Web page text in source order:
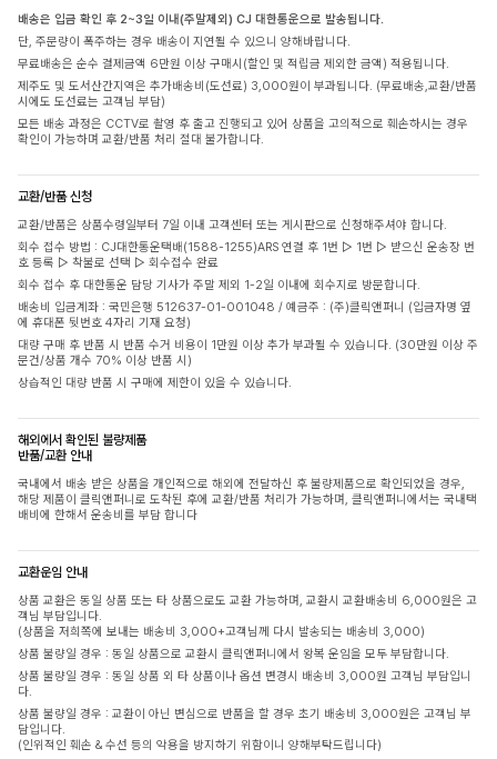
배송은 입금 확인 후 2~3일 이내(주말제외) CJ 대한통운으로 발송됩니다.
단, 주문량이 폭주하는 경우 배송이 지연될 수 있으니 양해바랍니다.
무료배송은 순수 결제금액 6만원 이상 구매시(할인 및 적립금 제외한 금액) 적용됩니다.
제주도 및 도서산간지역은 추가배송비(도선료) 3,000원이 부과됩니다. (무료배송,교환/반품
시에도 도선료는 고객님 부담)
모든 배송 과정은 CCTV로 촬영 후 출고 진행되고 있어 상품을 고의적으로 훼손하시는 경우
확인이 가능하며 교환/반품 처리 절대 불가합니다.
교환/반품 신청
교환/반품은 상품수령일부터 7일 이내 고객센터 또는 게시판으로 신청해주셔야 합니다.
회수 접수 방법 : CJ대한통운택배(1588-1255)ARS 연결 후 1번 ▷ 1번 ▷ 받으신 운송장 번
호 등록 ▷ 착불로 선택 ▷ 회수접수 완료
회수 접수 후 대한통운 담당 기사가 주말 제외 1-2일 이내에 회수지로 방문합니다.
배송비 입금계좌 : 국민은행 512637-01-001048 / 예금주 : (주)클릭앤퍼니 (입금자명 옆
에 휴대폰 뒷번호 4자리 기재 요청)
대량 구매 후 반품 시 반품 수거 비용이 1만원 이상 추가 부과될 수 있습니다. (30만원 이상 주
문건/상품 개수 70% 이상 반품 시)
상습적인 대량 반품 시 구매에 제한이 있을 수 있습니다.
해외에서 확인된 불량제품
반품/교환 안내
국내에서 배송 받은 상품을 개인적으로 해외에 전달하신 후 불량제품으로 확인되었을 경우,
해당 제품이 클릭앤퍼니로 도착된 후에 교환/반품 처리가 가능하며, 클릭앤퍼니에서는 국내택
배비에 한해서 운송비를 부담 합니다
교환운임 안내
상품 교환은 동일 상품 또는 타 상품으로도 교환 가능하며, 교환시 교환배송비 6,000원은 고
객님 부담입니다.
(상품을 저희쪽에 보내는 배송비 3,000+고객님께 다시 발송되는 배송비 3,000)
상품 불량일 경우 : 동일 상품으로 교환시 클릭앤퍼니에서 왕복 운임을 모두 부담합니다.
상품 불량일 경우 : 동일 상품 외 타 상품이나 옵션 변경시 배송비 3,000원 고객님 부담입니
다.
상품 불량일 경우 : 교환이 아닌 변심으로 반품을 할 경우 초기 배송비 3,000원은 고객님 부
담입니다.
(인위적인 훼손 & 수선 등의 악용을 방지하기 위함이니 양해부탁드립니다)